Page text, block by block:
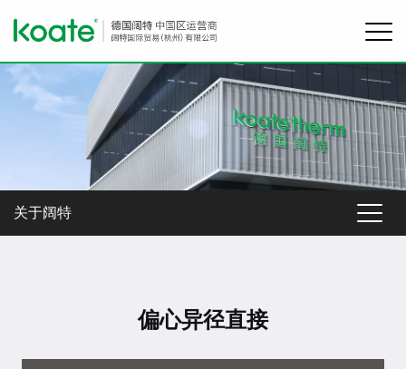
关于阔特
偏心异径直接